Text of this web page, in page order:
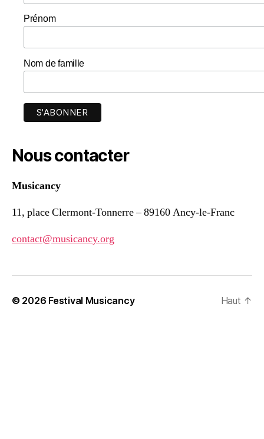
Prénom
Nom de famille
Nous contacter
Musicancy
11, place Clermont-Tonnerre – 89160 Ancy-le-Franc
contact@musicancy.org
© 2026 Festival Musicancy Haut ↑